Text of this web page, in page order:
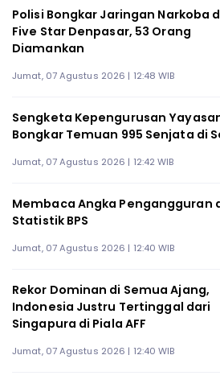
Polisi Bongkar Jaringan Narkoba
Five Star Denpasar, 53 Orang
Diamankan
Jumat, 07 Agustus 2026 | 12:48 WIB
Sengketa Kepengurusan
Bongkar Temuan 995 Senjata di
Jumat, 07 Agustus 2026 | 12:42 WIB
Membaca Angka Pengangguran
Statistik BPS
Jumat, 07 Agustus 2026 | 12:40 WIB
Rekor Dominan di Semua Ajang,
Indonesia Justru Tertinggal dari
Singapura di Piala AFF
Jumat, 07 Agustus 2026 | 12:40 WIB